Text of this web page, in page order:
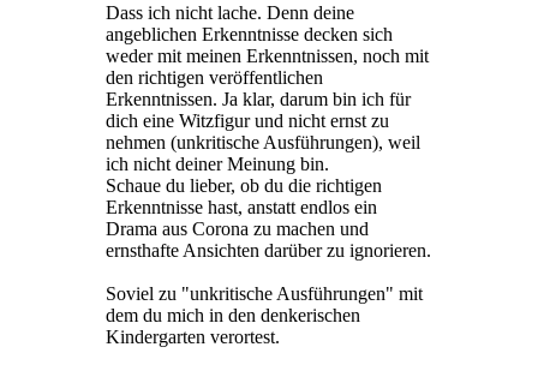
Dass ich nicht lache. Denn deine
angeblichen Erkenntnisse decken sich
weder mit meinen Erkenntnissen, noch mit
den richtigen veröffentlichen
Erkenntnissen. Ja klar, darum bin ich für
dich eine Witzfigur und nicht ernst zu
nehmen (unkritische Ausführungen), weil
ich nicht deiner Meinung bin.
Schaue du lieber, ob du die richtigen
Erkenntnisse hast, anstatt endlos ein
Drama aus Corona zu machen und
ernsthafte Ansichten darüber zu ignorieren.
Soviel zu "unkritische Ausführungen" mit
dem du mich in den denkerischen
Kindergarten verortest.